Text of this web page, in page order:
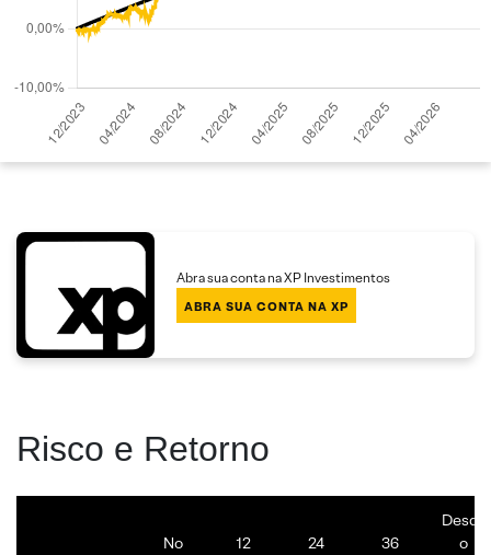
Abra sua conta na XP Investimentos
ABRA SUA CONTA NA XP
Risco e Retorno
No
12
24
36
Desde
o